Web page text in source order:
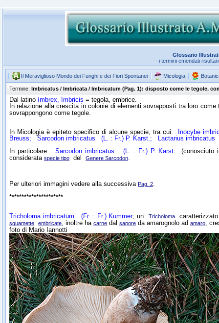
Glossario
- i termini emendati
Il Meraviglioso Mondo dei Funghi e dei Fiori Spontanei Micologia
Termine: Imbricatus / Imbricata / Imbricatum (Pag. 1): disposto come le tegole,
Dal latino ìmbrex, ìmbricis = tegola, embrice.
In relazione alla crescita in colonie di elementi sovrapposti tra loro
sovrappongono come tegole.
In Micologia è epiteto specifico di alcune specie, tra cui:
Inocybe
Breuss; Sarcodon imbricatus (L. : Fr.) P. Karst.; Lactarius imbricatus
In particolareSarcodon imbricatus (L. : Fr.) P. Karst. (conosciuto
considerata specie tipo del Genere Sarcodon.
Per ulteriori immagini vedere alla successiva Pag. 2.
**********************
Tricholoma imbricatum(Fr. : Fr.) Kummer; un Tricholoma
squamette embricate; inoltre ha carne dal sapore da amarognolo ad amaro;
foto di Mario Iannotti